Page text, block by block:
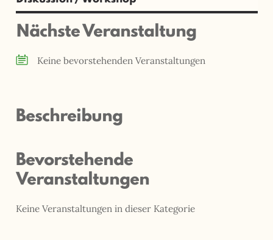
Nächste Veranstaltung
Keine bevorstehenden Veranstaltungen
Beschreibung
Bevorstehende
Veranstaltungen
Keine Veranstaltungen in dieser Kategorie